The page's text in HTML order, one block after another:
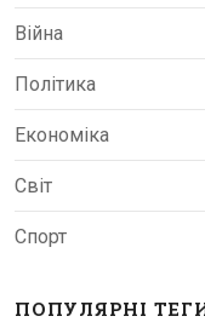
Війна
Політика
Економіка
Світ
Спорт
ПОПУЛЯРНІ